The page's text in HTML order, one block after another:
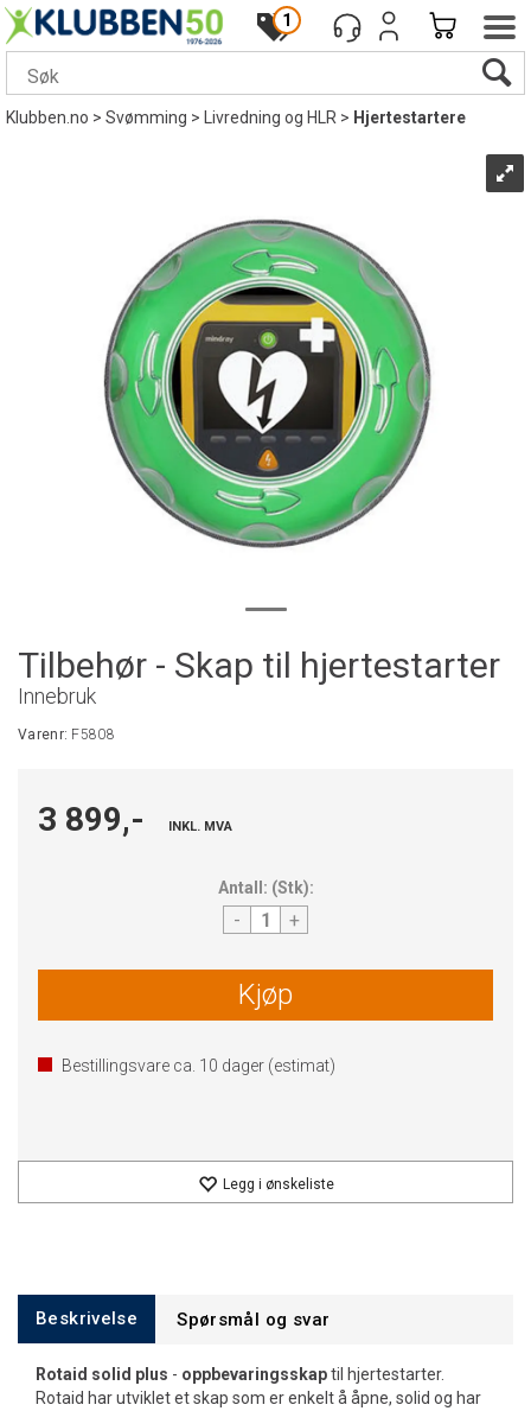
1
Klubben.no>Svømming> Livredning og HLR> Hjertestartere
Tilbehør - Skap til hjertestarter
Innebruk
Varenr: F5808
3 899,- INKL. MVA
Antall: (Stk):
- +
Kjøp
Bestillingsvare ca. 10 dager (estimat)
Legg i ønskeliste
Beskrivelse Spørsmål og svar
Rotaid solid plus - oppbevaringsskaptil hjertestarter.
Rotaid har utviklet et skap som er enkelt å åpne, solid og har